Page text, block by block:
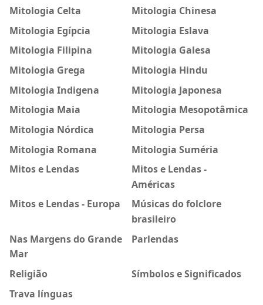
Mitologia Celta
Mitologia Chinesa
Mitologia Egípcia
Mitologia Eslava
Mitologia Filipina
Mitologia Galesa
Mitologia Grega
Mitologia Hindu
Mitologia Indigena
Mitologia Japonesa
Mitologia Maia
Mitologia Mesopotâmica
Mitologia Nórdica
Mitologia Persa
Mitologia Romana
Mitologia Suméria
Mitos e Lendas
Mitos e Lendas -
Américas
Mitos e Lendas - Europa
Músicas do folclore
brasileiro
Nas Margens do Grande
Mar
Parlendas
Religião
Símbolos e Significados
Trava línguas